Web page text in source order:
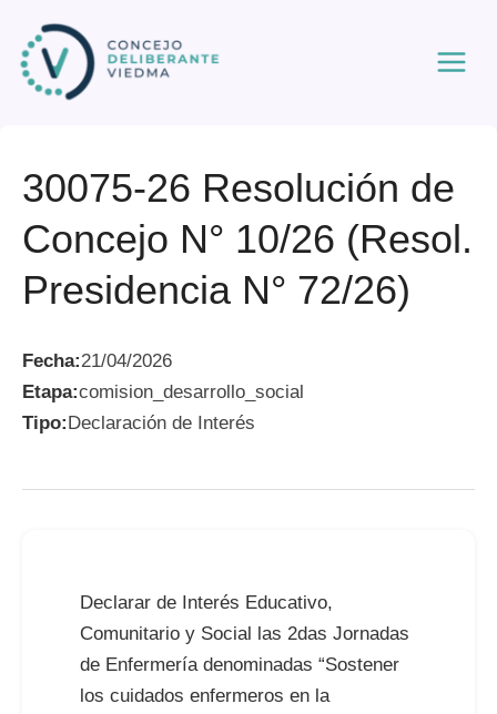
contenido
30075-26 Resolución de
Concejo N° 10/26 (Resol.
Presidencia N° 72/26)
Fecha:21/04/2026
Etapa:comision_desarrollo_social
Tipo:Declaración de Interés
Declarar de Interés Educativo,
Comunitario y Social las 2das Jornadas
de Enfermería denominadas “Sostener
los cuidados enfermeros en la